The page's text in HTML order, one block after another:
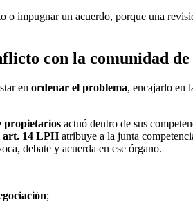
impugnar un acuerdo, porque una
con la comunidad
en ordenar el problema, encajarlo en
propietarios actuó dentro de sus
art. 14 LPHatribuye a la junta
debate y acuerda en ese órgano.
;